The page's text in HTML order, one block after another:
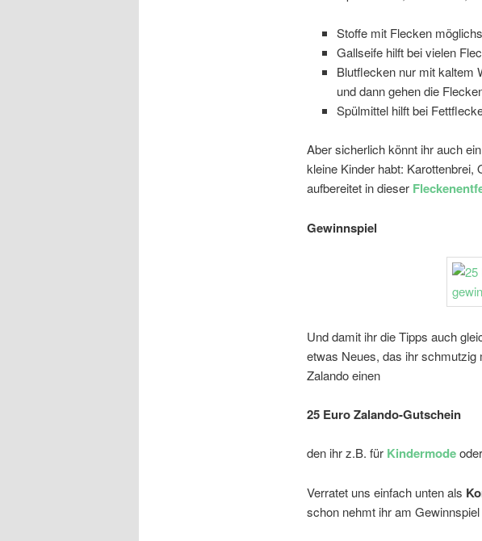
Stoffe mit Flecken
Gallseife hilft bei vielen
Blutflecken nur mit kaltem
und dann gehen die
Spülmittel hilft bei
Aber sicherlich könnt ihr auch
kleine Kinder habt:
aufbereitet in dieser
Gewinnspiel
Und damit ihr die Tipps auch
etwas Neues, das ihr
Zalando einen
25 Euro Zalando-Gutschein
den ihr z.B. für Kindermode
Verratet uns einfach unten als
schon nehmt ihr am Gewinnspiel